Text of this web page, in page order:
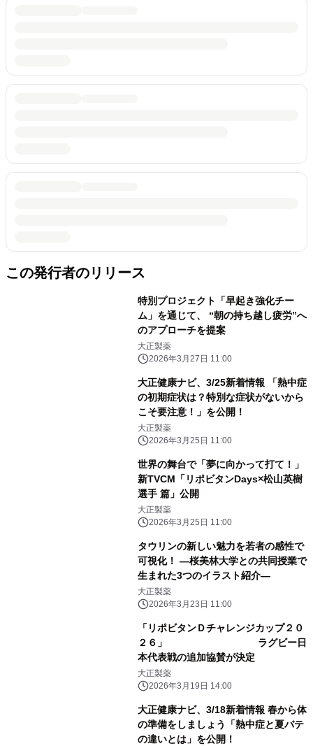
この発行者のリリース
特別プロジェクト「早起き強化チー
ム」を通じて、 “朝の持ち越し疲労”へ
のアプローチを提案
大正製薬
2026年3月27日 11:00
大正健康ナビ、3/25新着情報 「熱中症
の初期症状は？特別な症状がないから
こそ要注意！」を公開！
大正製薬
2026年3月25日 11:00
世界の舞台で「夢に向かって打て！」
新TVCM「リポビタンDays×松山英樹
選手 篇」公開
大正製薬
2026年3月25日 11:00
タウリンの新しい魅力を若者の感性で
可視化！ ―桜美林大学との共同授業で
生まれた3つのイラスト紹介―
大正製薬
2026年3月23日 11:00
「リポビタンＤチャレンジカップ２０
２６」 ラグビー日
本代表戦の追加協賛が決定
大正製薬
2026年3月19日 14:00
大正健康ナビ、3/18新着情報 春から体
の準備をしましょう「熱中症と夏バテ
の違いとは」を公開！